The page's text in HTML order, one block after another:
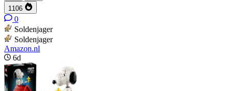
1106
0
Soldenjager
Soldenjager
Amazon.nl
6d